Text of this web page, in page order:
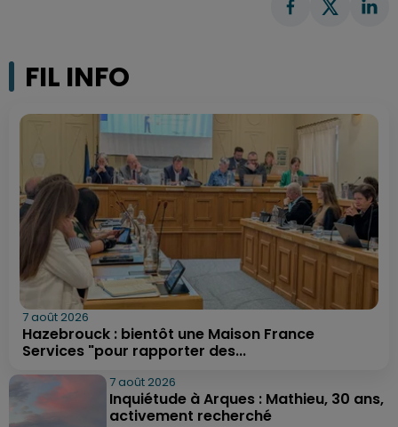
FIL INFO
7 août 2026
Hazebrouck : bientôt une Maison France
Services "pour rapporter des...
7 août 2026
Inquiétude à Arques : Mathieu, 30 ans,
activement recherché